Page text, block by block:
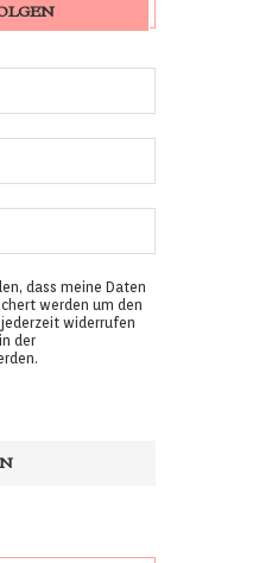
dass meine Daten
werden um den
widerrufen
der